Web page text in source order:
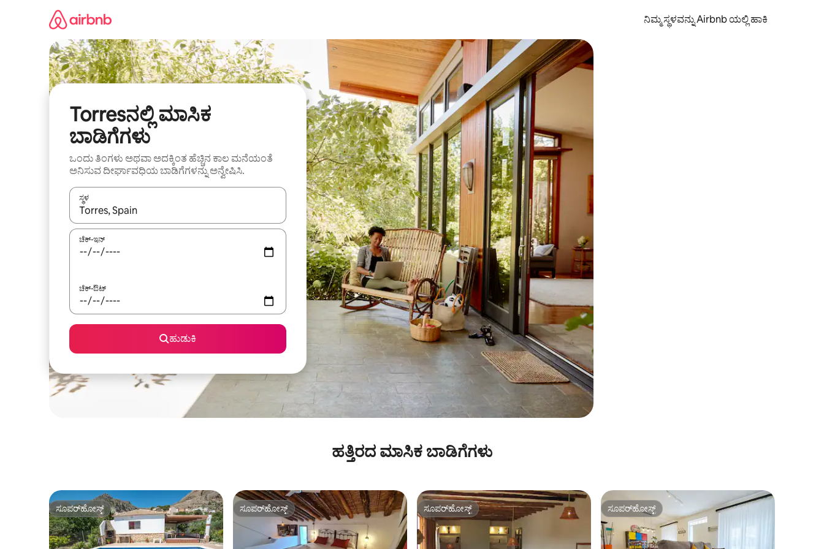
ನಿಮ್ಮ ಸ್ಥಳವನ್ನು Airbnb ಯಲ್ಲಿ ಹಾಕಿ
Torresನಲ್ಲಿ ಮಾಸಿಕ
ಬಾಡಿಗೆಗಳು
ಒಂದು ತಿಂಗಳು ಅಥವಾ ಅದಕ್ಕಿಂತ ಹೆಚ್ಚಿನ ಕಾಲ ಮನೆಯಂತೆ
ಅನಿಸುವ ದೀರ್ಘಾವಧಿಯ ಬಾಡಿಗೆಗಳನ್ನು ಅನ್ವೇಷಿಸಿ.
ಸ್ಥಳ
ಫಲಿತಾಂಶಗಳು ಲಭ್ಯವಿರುವಾಗ, ಅಪ್ ಮತ್ತು ಡೌನ್ ಬಾಣದ ಕೀಲಿಗಳೊಂದಿಗೆ ನ್ಯಾವಿಗೇಟ್ ಮಾಡಿ ಅಥವಾ ಸ್ಪರ್ಶ ಅಥವಾ ಸ್ವೈಪ್ ಗೆಸ್ಚರ್‌ಗಳ ಮೂಲಕ ಅನ್ವೇಷಿಸಿ.
ಚೆಕ್-ಇನ್
ಚೆಕ್-ಔಟ್
ಹುಡುಕಿ
ಹತ್ತಿರದ ಮಾಸಿಕ ಬಾಡಿಗೆಗಳು
ಸೂಪರ್‌ಹೋಸ್ಟ್
ಸೂಪರ್‌ಹೋಸ್ಟ್ ಸೂಪರ್‌ಹೋಸ್ಟ್
ಸೂಪರ್‌ಹೋಸ್ಟ್ ಸೂಪರ್‌ಹೋಸ್ಟ್
ಸೂಪರ್‌ಹೋಸ್ಟ್ ಸೂಪರ್‌ಹೋಸ್ಟ್
ಸೂಪರ್‌ಹೋಸ್ಟ್